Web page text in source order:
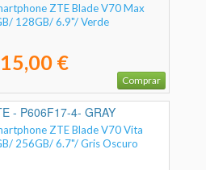
ZTE Blade V70 Max
128GB/ 6.9"/ Verde
€
Comprar
- P606F17-4- GRAY
ZTE Blade V70 Vita
256GB/ 6.7"/ Gris Oscuro